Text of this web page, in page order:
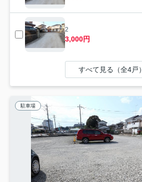
2
3,000円
すべて見る（全4戸）
駐車場